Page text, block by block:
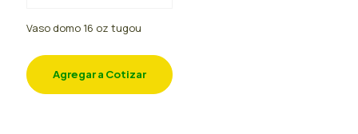
Vaso domo 16 oz tugou
Agregar a Cotizar